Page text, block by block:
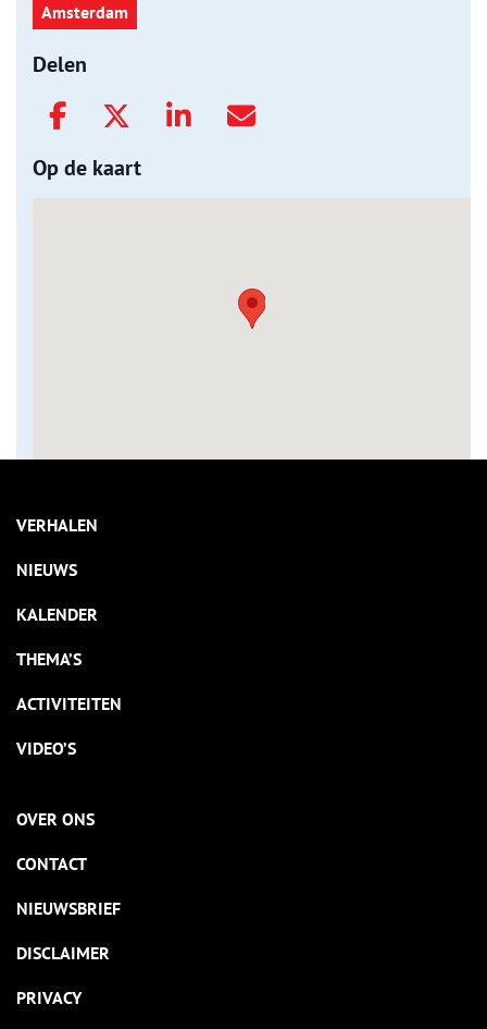
Amsterdam
Delen
Op de kaart
VERHALEN
NIEUWS
KALENDER
THEMA’S
ACTIVITEITEN
VIDEO’S
OVER ONS
CONTACT
NIEUWSBRIEF
DISCLAIMER
PRIVACY